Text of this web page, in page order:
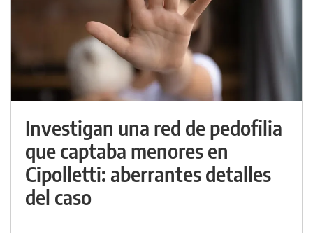
Investigan una red de pedofilia
que captaba menores en
Cipolletti: aberrantes detalles
del caso